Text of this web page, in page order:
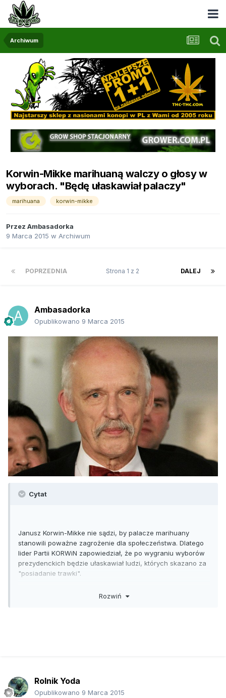
Archiwum
Korwin-Mikke marihuaną walczy o głosy w
wyborach. "Będę ułaskawiał palaczy"
marihuana korwin-mikke
Przez Ambasadorka
9 Marca 2015 w Archiwum
POPRZEDNIA DALEJ
Strona 1 z 2
Ambasadorka
Opublikowano 9 Marca 2015
Cytat
Janusz Korwin-Mikke nie sądzi, by palacze marihuany
stanowili poważne zagrożenie dla społeczeństwa. Dlatego
lider Partii KORWiN zapowiedział, że po wygraniu wyborów
prezydenckich będzie ułaskawiał ludzi, których skazano za
"posiadanie trawki".
Na łaskę prezydenta Korwin-Mikkego będą mogli liczyć
Rozwiń
Rolnik Yoda
Opublikowano 9 Marca 2015